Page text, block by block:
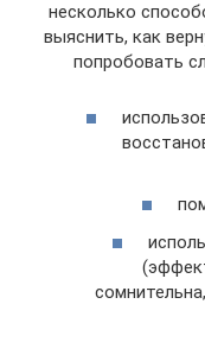
несколько
выяснить, как
попробовать